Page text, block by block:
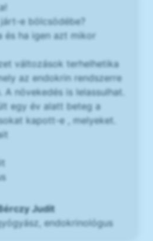
e bölcsödébe?
és ha igen azt mikor
változások terhelhetika
az endokrin rendszerre
A növekedés is lelassulhat.
egy év alatt beteg a
kapott-e , melyeket.
Judit
endokrinológus